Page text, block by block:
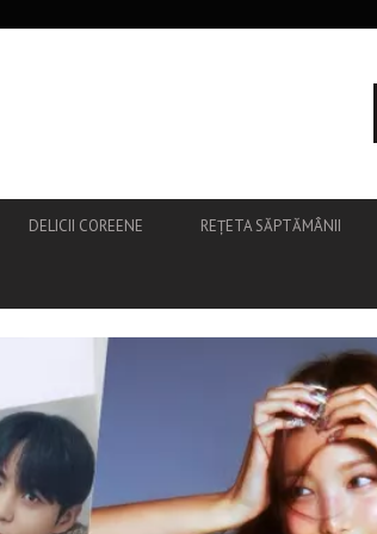
DELICII COREENE REȚETA SĂPTĂMÂNII